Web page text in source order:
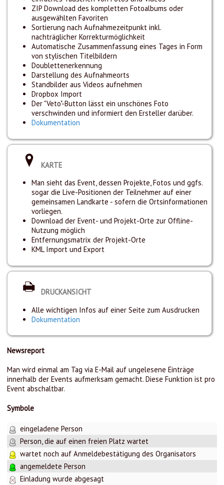
ZIP Download des kompletten Fotoalbums oder
ausgewählten Favoriten
Sortierung nach Aufnahmezeitpunkt inkl.
nachträglicher Korrekturmöglichkeit
Automatische Zusammenfassung eines Tages in Form
von stylischen Titelbildern
Doublettenerkennung
Darstellung des Aufnahmeorts
Standbilder aus Videos aufnehmen
Dropbox Import
Der "Veto"-Button lässt ein unschönes Foto
verschwinden und informiert den Ersteller darüber.
Dokumentation
KARTE
Man sieht das Event, dessen Projekte, Fotos und ggfs.
sogar die Live-Positionen der Teilnehmer auf einer
gemeinsamen Landkarte - sofern die Ortsinformationen
vorliegen.
Download der Event- und Projekt-Orte zur Offline-
Nutzung möglich
Entfernungsmatrix der Projekt-Orte
KML Import und Export
DRUCKANSICHT
Alle wichtigen Infos auf einer Seite zum Ausdrucken
Dokumentation
Newsreport
Man wird einmal am Tag via E-Mail auf ungelesene Einträge
innerhalb der Events aufmerksam gemacht. Diese Funktion ist pro
Event abschaltbar.
Symbole
eingeladene Person
Person, die auf einen freien Platz wartet
wartet noch auf Anmeldebestätigung des Organisators
angemeldete Person
Einladung wurde abgesagt